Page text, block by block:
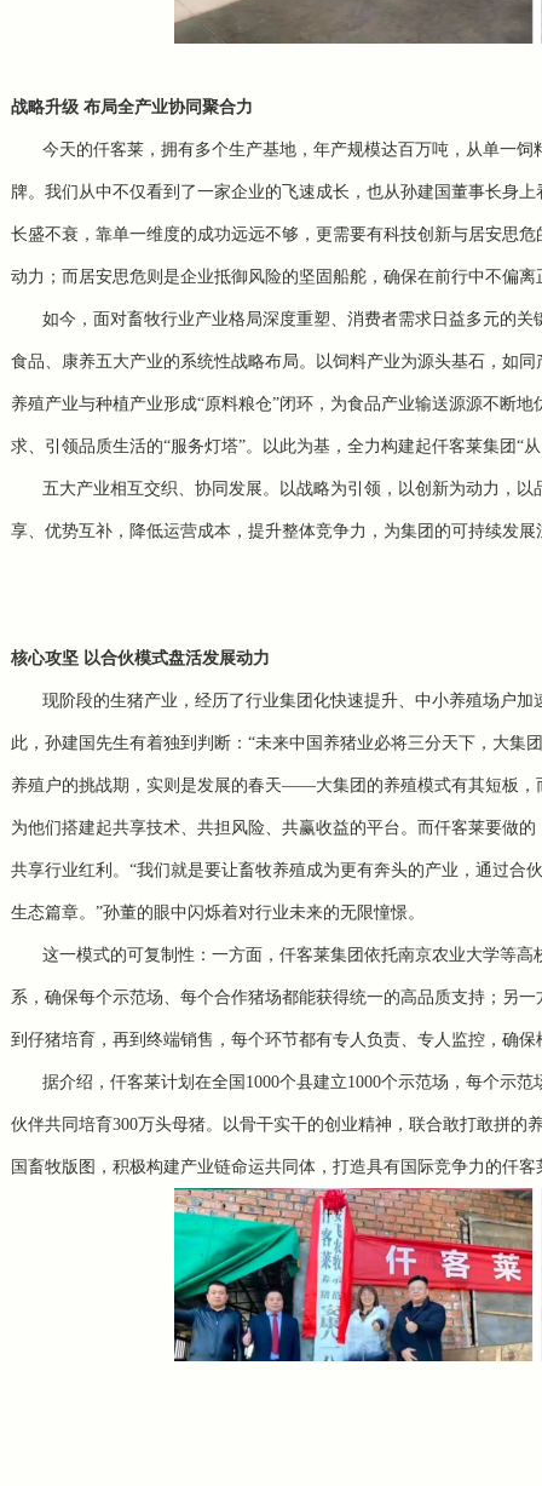
战略升级 布局全产业协同聚合力
今天的仟客莱，拥有多个生产基地，年产规模达百万吨，从单一
牌。我们从中不仅看到了一家企业的飞速成长，也从孙建国董事长身
长盛不衰，靠单一维度的成功远远不够，更需要有科技创新与居安思
动力；而居安思危则是企业抵御风险的坚固船舵，确保在前行中不偏离
如今，面对畜牧行业产业格局深度重塑、消费者需求日益多元的
食品、康养五大产业的系统性战略布局。以饲料产业为源头基石，如
养殖产业与种植产业形成“原料粮仓”闭环，为食品产业输送源源不断
求、引领品质生活的“服务灯塔”。以此为基，全力构建起仟客莱集团“
五大产业相互交织、协同发展。以战略为引领，以创新为动力，
享、优势互补，降低运营成本，提升整体竞争力，为集团的可持续发展
核心攻坚 以合伙模式盘活发展动力
现阶段的生猪产业，经历了行业集团化快速提升、中小养殖场户
此，孙建国先生有着独到判断：“未来中国养猪业必将三分天下，大
养殖户的挑战期，实则是发展的春天——大集团的养殖模式有其短板
为他们搭建起共享技术、共担风险、共赢收益的平台。而仟客莱要做
共享行业红利。“我们就是要让畜牧养殖成为更有奔头的产业，通过
生态篇章。”孙董的眼中闪烁着对行业未来的无限憧憬。
这一模式的可复制性：一方面，仟客莱集团依托南京农业大学等
系，确保每个示范场、每个合作猪场都能获得统一的高品质支持；
到仔猪培育，再到终端销售，每个环节都有专人负责、专人监控，确
据介绍，仟客莱计划在全国1000个县建立1000个示范场，每个示
伙伴共同培育300万头母猪。以骨干实干的创业精神，联合敢打敢拼
国畜牧版图，积极构建产业链命运共同体，打造具有国际竞争力的仟客